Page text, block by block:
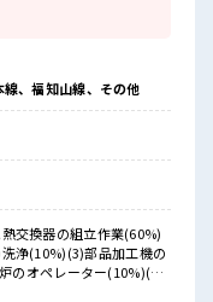
線、福知山線、その他
交換器の組立作業(60%)
浄(10%)(3)部品加工機の
のオペレーター(10%)(5)
その他付随する業務